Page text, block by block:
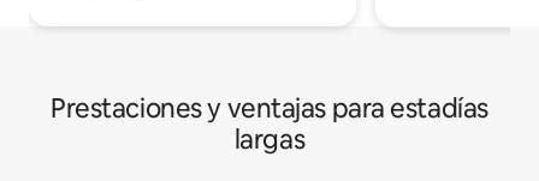
Prestaciones y ventajas para estadías
largas